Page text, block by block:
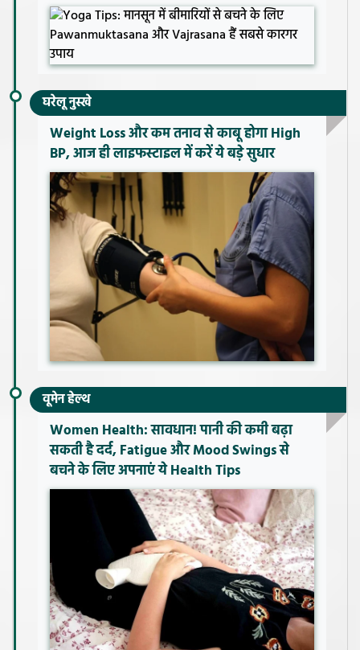
घरेलू नुस्खे
Weight Loss और कम तनाव से काबू होगा High
BP, आज ही लाइफस्टाइल में करें ये बड़े सुधार
वूमेन हेल्थ
Women Health: सावधान! पानी की कमी बढ़ा
सकती है दर्द, Fatigue और Mood Swings से
बचने के लिए अपनाएं ये Health Tips